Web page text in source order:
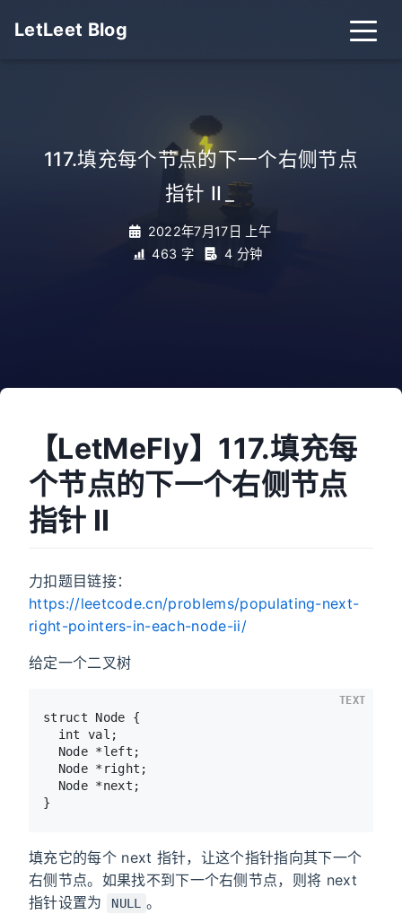
LetLeet Blog
117.填充每个节点的下一个右侧节点
指针 II _
2022年7月17日 上午
463 字
4 分钟
【LetMeFly】117.填充每
个节点的下一个右侧节点
指针 II
力扣题目链接：
https://leetcode.cn/problems/populating-next-
right-pointers-in-each-node-ii/
给定一个二叉树
struct Node {
  int val;
  Node *left;
  Node *right;
  Node *next;
}
TEXT
填充它的每个 next 指针，让这个指针指向其下一个
右侧节点。如果找不到下一个右侧节点，则将 next
指针设置为
NULL 。